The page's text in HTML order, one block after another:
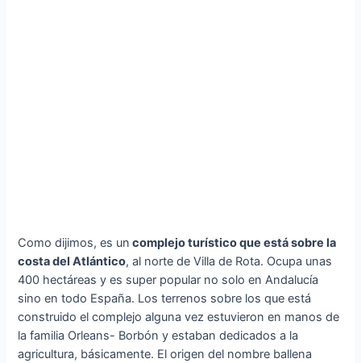
Como dijimos, es un complejo turístico que está sobre la
costa del Atlántico, al norte de Villa de Rota. Ocupa unas
400 hectáreas y es super popular no solo en Andalucía
sino en todo España. Los terrenos sobre los que está
construido el complejo alguna vez estuvieron en manos de
la familia Orleans- Borbón y estaban dedicados a la
agricultura, básicamente. El origen del nombre ballena